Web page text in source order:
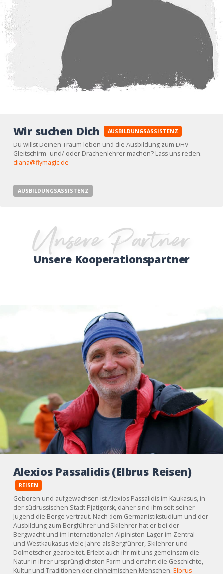
Wir suchen Dich AUSBILDUNGSASSISTENZ
Du willst Deinen Traum leben und die Ausbildung zum DHV
Gleitschirm- und/ oder Drachenlehrer machen? Lass uns reden.
diana@flymagic.de
AUSBILDUNGSASSISTENZ
Unsere Partner
Unsere Kooperationspartner
Alexios Passalidis (Elbrus Reisen)
REISEN
Geboren und aufgewachsen ist Alexios Passalidis im Kaukasus, in
der südrussischen Stadt Pjatigorsk, daher sind ihm seit seiner
Jugend die Berge vertraut. Nach dem Germanistikstudium und der
Ausbildung zum Bergführer und Skilehrer hat er bei der
Bergwacht und im Internationalen Alpinisten-Lager im Zentral-
und Westkaukasus viele Jahre als Bergführer, Skilehrer und
Dolmetscher gearbeitet. Erlebt auch ihr mit uns gemeinsam die
Natur in ihrer ursprünglichsten Form und erfahrt die Geschichte,
Kultur und Traditionen der einheimischen Menschen. Elbrus